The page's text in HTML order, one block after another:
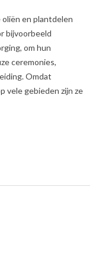
en plantdelen
bijvoorbeeld
om hun
ceremonies,
Omdat
vele gebieden zijn ze